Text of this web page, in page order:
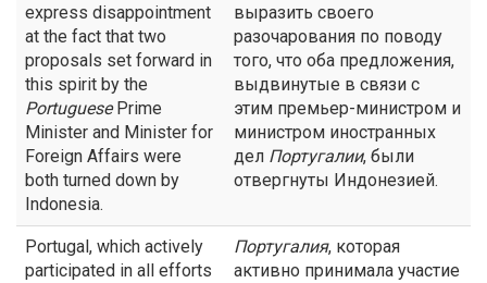
express disappointment
at the fact that two
proposals set forward in
this spirit by the
PortuguesePrime
Minister and Minister for
Foreign Affairs were
both turned down by
Indonesia.
выразить своего
разочарования по поводу
того, что оба предложения,
выдвинутые в связи с
этим премьер-министром и
министром иностранных
дел Португалии, были
отвергнуты Индонезией.
Portugal, which actively
participated in all efforts
Португалия, которая
активно принимала участие